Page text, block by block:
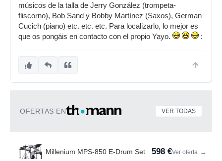
músicos de la talla de Jerry González (trompeta-
fliscorno), Bob Sand y Bobby Martínez (Saxos), German
Cucich (piano) etc. etc. etc. Para localizarlo, lo mejor es
que os pongáis en contacto con el propio Yayo.
:
OFERTAS EN VER TODAS
Millenium MPS-850 E-Drum Set 598 €Ver oferta →